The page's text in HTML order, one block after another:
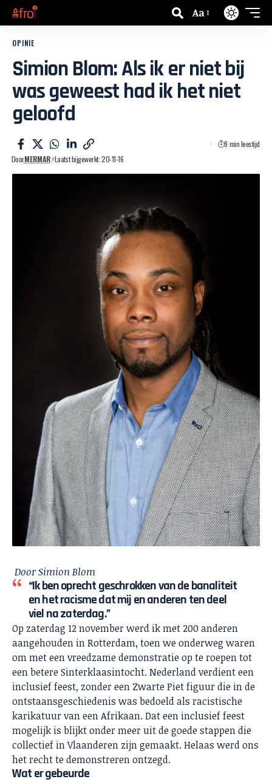
Aa
OPINIE
Simion Blom: Als ik er niet bij
was geweest had ik het niet
geloofd
DoorMERMAR Laatst bijgewerkt: 20-11-16
9 min leestijd
DoorSimion Blom
“Ik ben oprecht geschrokken van de banaliteit
en het racisme dat mij en anderen ten deel
viel na zaterdag.”
Op zaterdag 12 november werd ik met 200 anderen
aangehouden in Rotterdam, toen we onderweg waren
om met een vreedzame demonstratie op te roepen tot
een betere Sinterklaasintocht. Nederland verdient een
inclusief feest, zonder een Zwarte Piet figuur die in de
ontstaansgeschiedenis was bedoeld als racistische
karikatuur van een Afrikaan. Dat een inclusief feest
mogelijk is blijkt onder meer uit de goede stappen die
collectief in Vlaanderen zijn gemaakt. Helaas werd ons
het recht te demonstreren ontzegd.
Wat er gebeurde